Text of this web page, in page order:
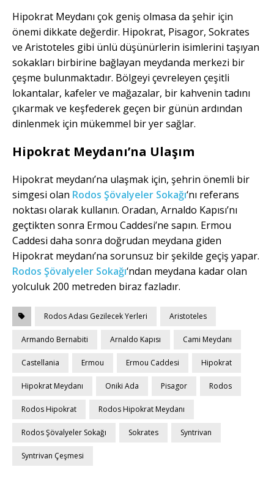
Hipokrat Meydanı çok geniş olmasa da şehir için
önemi dikkate değerdir. Hipokrat, Pisagor, Sokrates
ve Aristoteles gibi ünlü düşünürlerin isimlerini taşıyan
sokakları birbirine bağlayan meydanda merkezi bir
çeşme bulunmaktadır. Bölgeyi çevreleyen çeşitli
lokantalar, kafeler ve mağazalar, bir kahvenin tadını
çıkarmak ve keşfederek geçen bir günün ardından
dinlenmek için mükemmel bir yer sağlar.
Hipokrat Meydanı’na Ulaşım
Hipokrat meydanı’na ulaşmak için, şehrin önemli bir
simgesi olan Rodos Şövalyeler Sokağı‘nı referans
noktası olarak kullanın. Oradan, Arnaldo Kapısı’nı
geçtikten sonra Ermou Caddesi’ne sapın. Ermou
Caddesi daha sonra doğrudan meydana giden
Hipokrat meydanı’na sorunsuz bir şekilde geçiş yapar.
Rodos Şövalyeler Sokağı‘ndan meydana kadar olan
yolculuk 200 metreden biraz fazladır.
Rodos Adası Gezilecek Yerleri Aristoteles
Armando Bernabiti Arnaldo Kapısı Cami Meydanı
Castellania Ermou Ermou Caddesi Hipokrat
Hipokrat Meydanı Oniki Ada Pisagor Rodos
Rodos Hipokrat Rodos Hipokrat Meydanı
Rodos Şövalyeler Sokağı Sokrates Syntrivan
Syntrivan Çeşmesi